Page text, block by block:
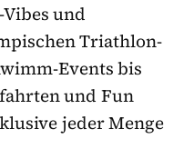
und
Triathlon-
Events bis
und Fun
jeder Menge